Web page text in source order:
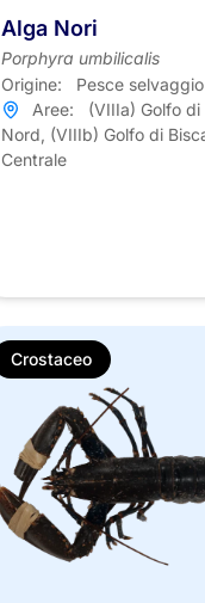
Alga Nori
Porphyra umbilicalis
Origine:
Pesce selvaggio
Aree:
(VIIIa) Golfo
Nord, (VIIIb) Golfo di
Centrale
Crostaceo